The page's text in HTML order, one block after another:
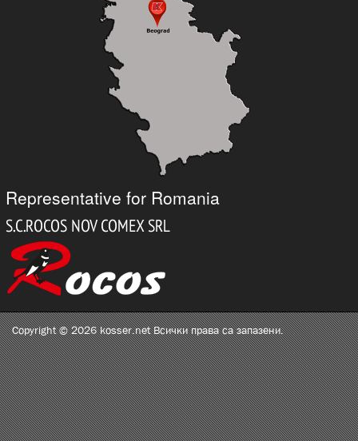
Representative for Romania
Copyright © 2026 kosser.net Всички права са запазени.